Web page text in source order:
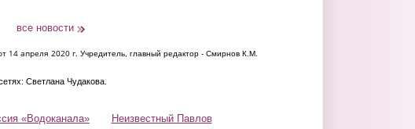
все новости
14 апреля 2020 г. Учредитель, главный редактор - Смирнов К.М.
Светлана Чудакова.
«Водоканала» Неизвестный Павлов